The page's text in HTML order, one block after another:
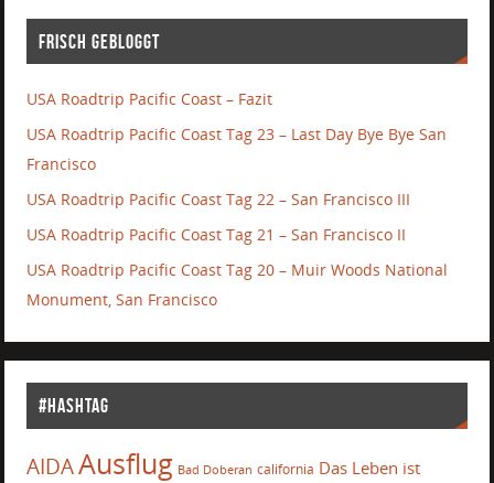
Frisch gebloggt
USA Roadtrip Pacific Coast – Fazit
USA Roadtrip Pacific Coast Tag 23 – Last Day Bye Bye San
Francisco
USA Roadtrip Pacific Coast Tag 22 – San Francisco III
USA Roadtrip Pacific Coast Tag 21 – San Francisco II
USA Roadtrip Pacific Coast Tag 20 – Muir Woods National
Monument, San Francisco
#Hashtag
AIDAAusflug Bad Doberan california Das Leben ist